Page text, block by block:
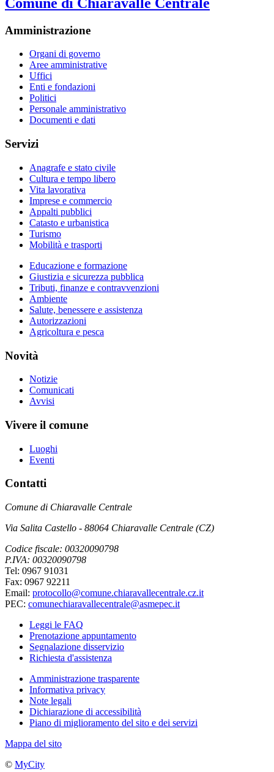
Amministrazione
Organi di governo
Aree amministrative
Uffici
Enti e fondazioni
Politici
Personale amministrativo
Documenti e dati
Servizi
Anagrafe e stato civile
Cultura e tempo libero
Vita lavorativa
Imprese e commercio
Appalti pubblici
Catasto e urbanistica
Turismo
Mobilità e trasporti
Educazione e formazione
Giustizia e sicurezza pubblica
Tributi, finanze e contravvenzioni
Ambiente
Salute, benessere e assistenza
Autorizzazioni
Agricoltura e pesca
Novità
Notizie
Comunicati
Avvisi
Vivere il comune
Luoghi
Eventi
Contatti
Comune di Chiaravalle Centrale
Via Salita Castello - 88064 Chiaravalle Centrale (CZ)
Codice fiscale: 00320090798
P.IVA: 00320090798
Tel: 0967 91031
Fax: 0967 92211
Email: protocollo@comune.chiaravallecentrale.cz.it
PEC: comunechiaravallecentrale@asmepec.it
Leggi le FAQ
Prenotazione appuntamento
Segnalazione disservizio
Richiesta d'assistenza
Amministrazione trasparente
Informativa privacy
Note legali
Dichiarazione di accessibilità
Piano di miglioramento del sito e dei servizi
Mappa del sito
© MyCity